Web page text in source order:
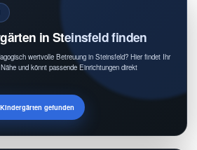
in Steinsfeld finden
wertvolle Betreuung in Steinsfeld? Hier findet Ihr
und könnt passende Einrichtungen direkt
gefunden